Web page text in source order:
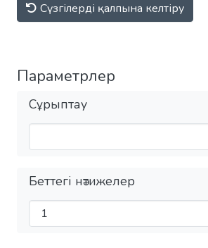
Сүзгілерді қалпына келтіру
Параметрлер
Сұрыптау
Беттегі нәтижелер